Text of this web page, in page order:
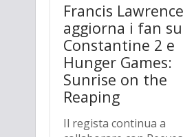
Francis Lawrence
aggiorna i fan su
Constantine 2 e
Hunger Games:
Sunrise on the
Reaping
Il regista continua a